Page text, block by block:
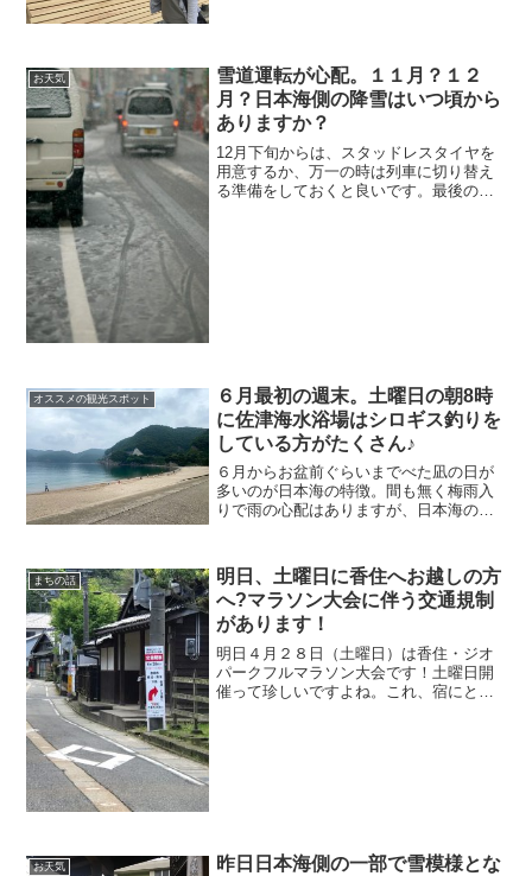
ぐるといきなり・・・女将...
お天気
雪道運転が心配。１１月？１２
月？日本海側の降雪はいつ頃から
ありますか？
12月下旬からは、スタッドレスタイヤを
用意するか、万一の時は列車に切り替え
る準備をしておくと良いです。最後の大
オススメの観光スポット
６月最初の週末。土曜日の朝8時
に佐津海水浴場はシロギス釣りを
している方がたくさん♪
６月からお盆前ぐらいまでべた凪の日が
多いのが日本海の特徴。間も無く梅雨入
りで雨の心配はありますが、日本海の梅
報を確認し、降水確率が低ければサクッ
とお越しいただくような感じでも良いと
思います。日本海の海、佐津海水浴場
は、これからがベストシーズンです！
まちの話
明日、土曜日に香住へお越しの方
へ?マラソン大会に伴う交通規制
があります！
明日４月２８日（土曜日）は香住・ジオ
パークフルマラソン大会です！土曜日開
催って珍しいですよね。これ、宿にとっ
お天気
昨日日本海側の一部で雪模様とな